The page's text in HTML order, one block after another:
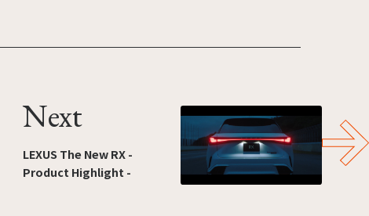
Next
LEXUS The New RX -
Product Highlight -